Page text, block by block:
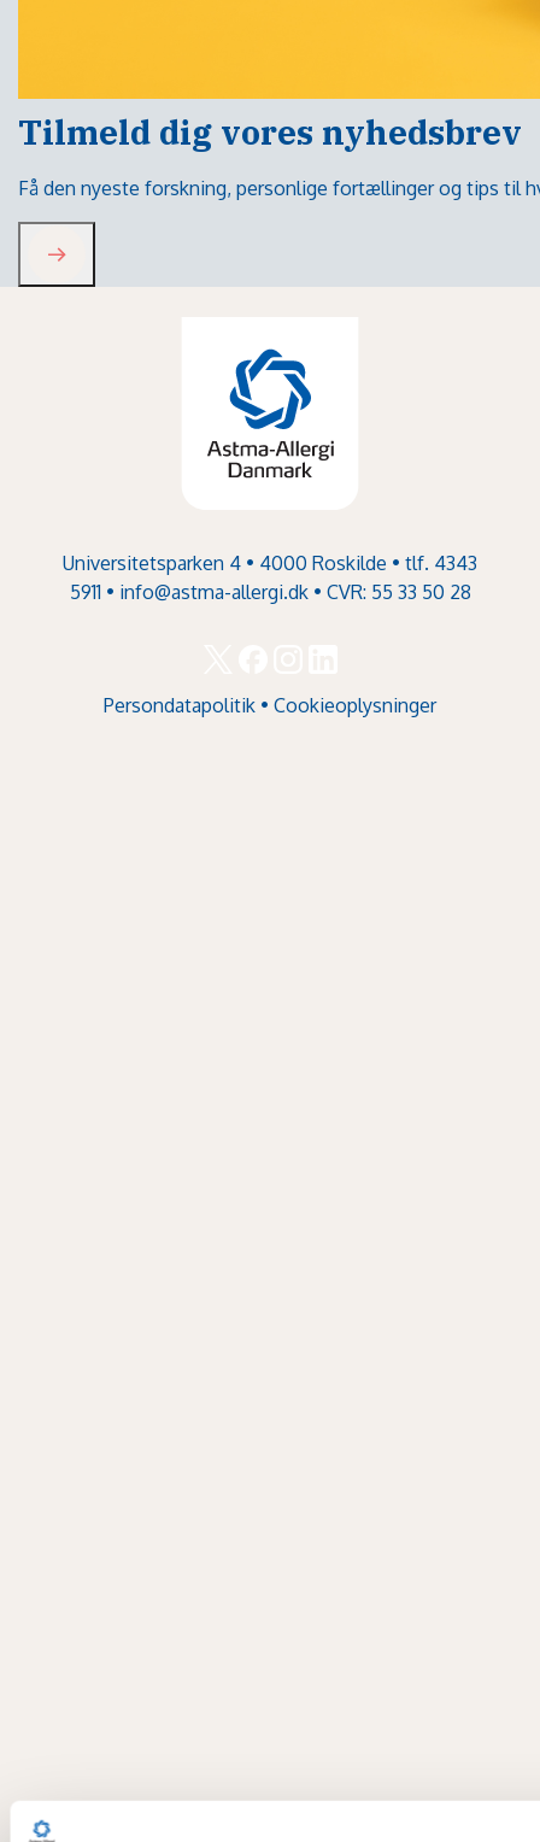
Tilmeld dig vores nyhedsbrev
Få den nyeste forskning, personlige fortællinger og tips til
Universitetsparken 4 • 4000 Roskilde • tlf. 4343
5911 • info@astma-allergi.dk• CVR: 55 33 50 28
Persondatapolitik • Cookieoplysninger